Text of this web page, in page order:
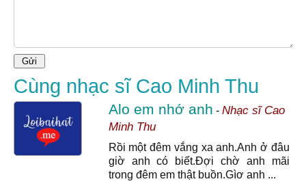
Cùng nhạc sĩ Cao Minh Thu
Alo em nhớ anh - Nhạc sĩ Cao
Minh Thu
Rồi một đêm vắng xa anh.Anh ở đâu
giờ anh có biết.Đợi chờ anh mãi
trong đêm em thật buồn.Gìơ anh ...